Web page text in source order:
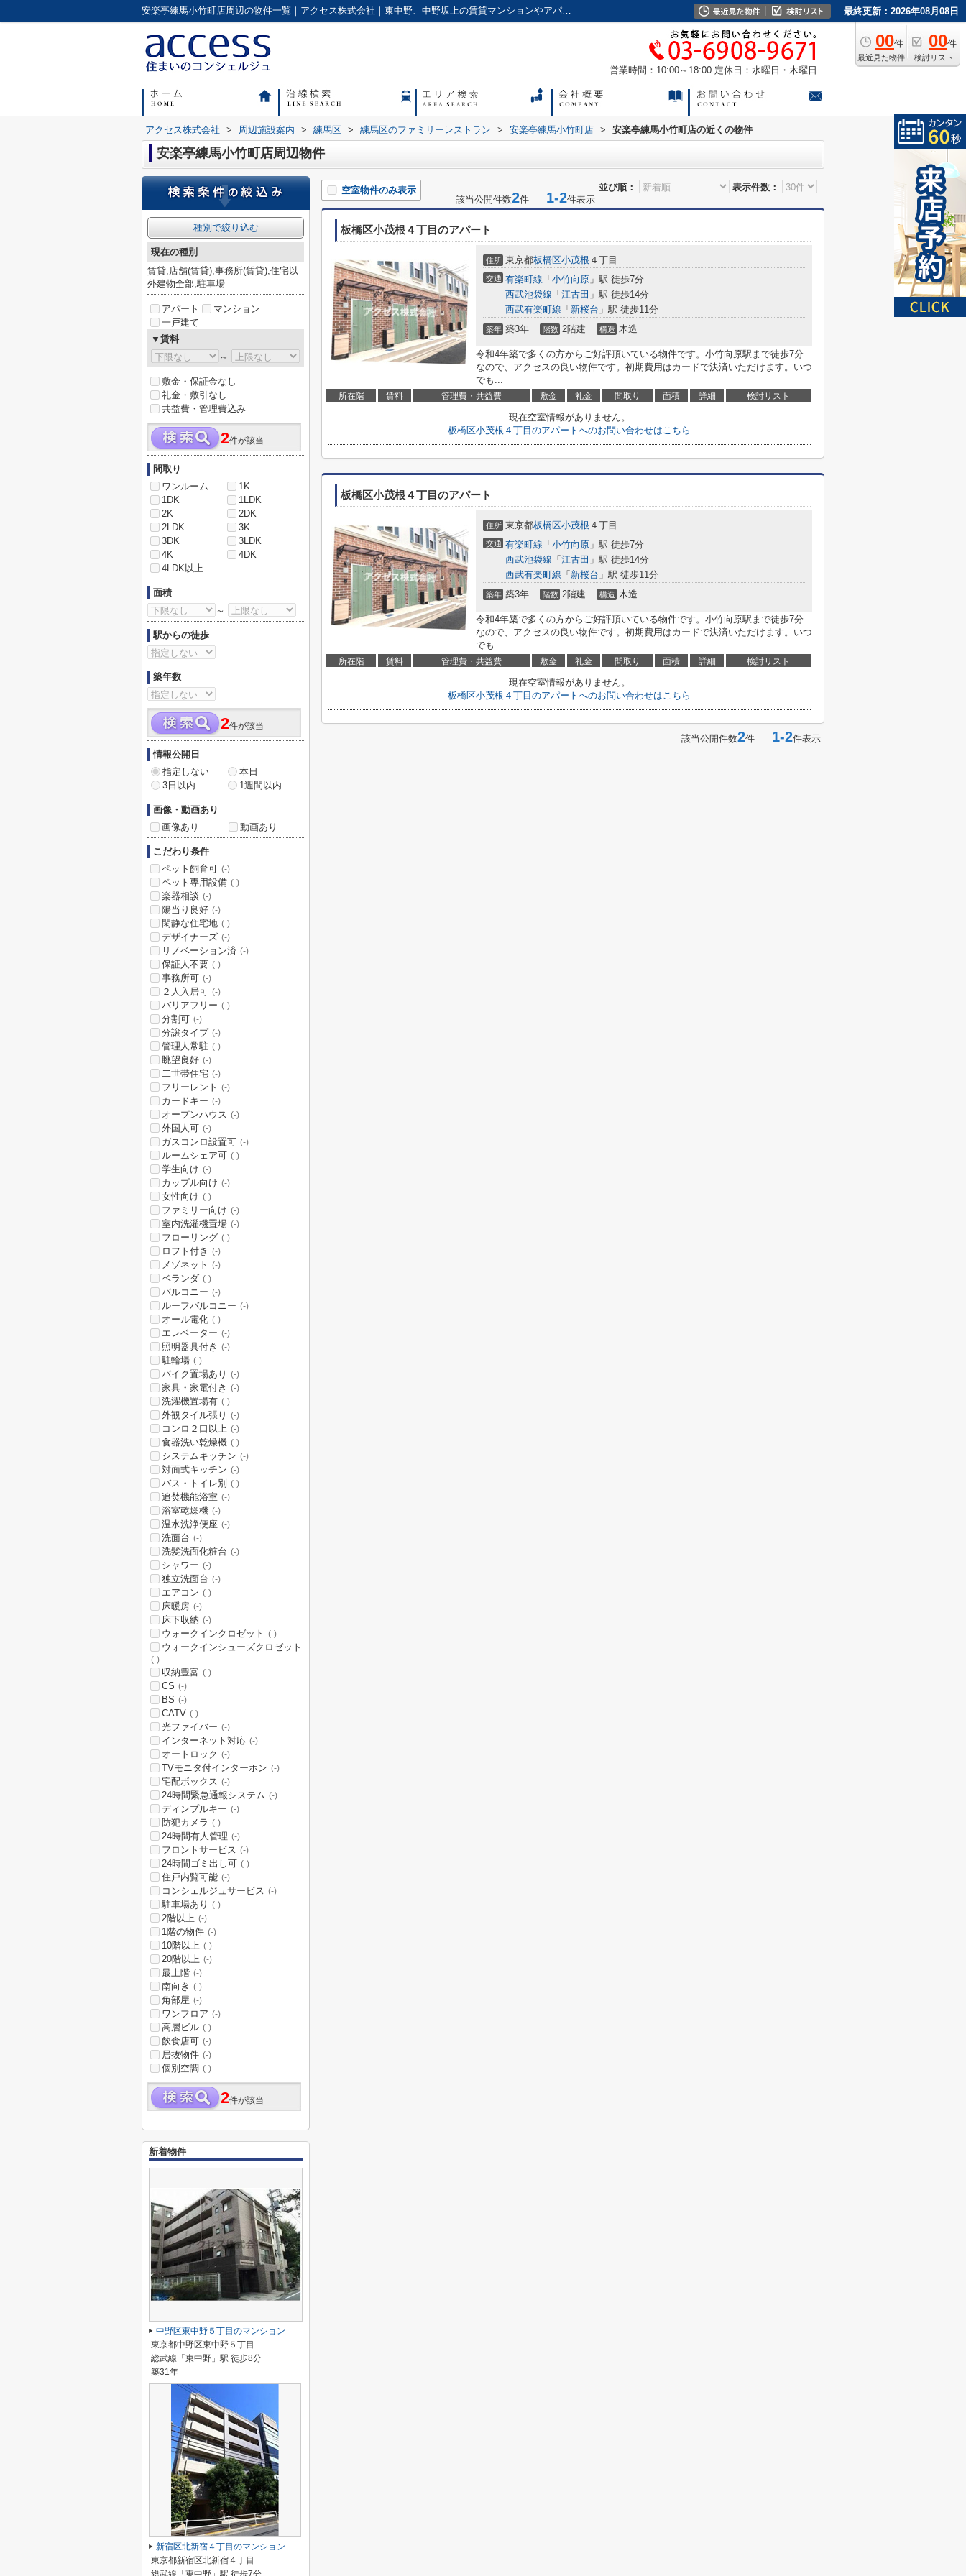
安楽亭練馬小竹町店周辺の物件一覧｜アクセス株式会社｜東中野、中野坂上の賃貸マンションやアパートに強い不動産会社 最終更新：2026年08月08日
00件
最近見た物件
00件
検討リスト
営業時間：10:00～18:00 定休日：水曜日・木曜日
アクセス株式会社 > 周辺施設案内 > 練馬区 > 練馬区のファミリーレストラン > 安楽亭練馬小竹町店 > 安楽亭練馬小竹町店の近くの物件
安楽亭練馬小竹町店周辺物件
並び順： 表示件数：
空室物件のみ表示
該当公開件数2件 1-2件表示
板橋区小茂根４丁目のアパート
住所 東京都板橋区小茂根 ４丁目
交通 有楽町線 「 小竹向原 」駅 徒歩7分
西武池袋線 「 江古田 」駅 徒歩14分
西武有楽町線 「 新桜台 」駅 徒歩11分
築年 築3年 階数 2階建 構造 木造
令和4年築で多くの方からご好評頂いている物件です。小竹向原駅まで徒歩7分
なので、アクセスの良い物件です。初期費用はカードで決済いただけます。いつ
でも...
所在階 賃料 管理費・共益費 敷金 礼金 間取り 面積 詳細 検討リスト
現在空室情報がありません。
板橋区小茂根４丁目のアパートへのお問い合わせはこちら
板橋区小茂根４丁目のアパート
住所 東京都板橋区小茂根 ４丁目
交通 有楽町線 「 小竹向原 」駅 徒歩7分
西武池袋線 「 江古田 」駅 徒歩14分
西武有楽町線 「 新桜台 」駅 徒歩11分
築年 築3年 階数 2階建 構造 木造
令和4年築で多くの方からご好評頂いている物件です。小竹向原駅まで徒歩7分
なので、アクセスの良い物件です。初期費用はカードで決済いただけます。いつ
でも...
所在階 賃料 管理費・共益費 敷金 礼金 間取り 面積 詳細 検討リスト
現在空室情報がありません。
板橋区小茂根４丁目のアパートへのお問い合わせはこちら
該当公開件数2件 1-2件表示
種別で絞り込む
現在の種別
賃貸,店舗(賃貸),事務所(賃貸),住宅以
外建物全部,駐車場
アパート
マンション
一戸建て
▼賃料
～
敷金・保証金なし
礼金・敷引なし
共益費・管理費込み
2件が該当
間取り
ワンルーム
1K
1DK
1LDK
2K
2DK
2LDK
3K
3DK
3LDK
4K
4DK
4LDK以上
面積
～
駅からの徒歩
築年数
2件が該当
情報公開日
指定しない
本日
3日以内
1週間以内
画像・動画あり
画像あり
動画あり
こだわり条件
ペット飼育可 (-)
ペット専用設備 (-)
楽器相談 (-)
陽当り良好 (-)
閑静な住宅地 (-)
デザイナーズ (-)
リノベーション済 (-)
保証人不要 (-)
事務所可 (-)
２人入居可 (-)
バリアフリー (-)
分割可 (-)
分譲タイプ (-)
管理人常駐 (-)
眺望良好 (-)
二世帯住宅 (-)
フリーレント (-)
カードキー (-)
オープンハウス (-)
外国人可 (-)
ガスコンロ設置可 (-)
ルームシェア可 (-)
学生向け (-)
カップル向け (-)
女性向け (-)
ファミリー向け (-)
室内洗濯機置場 (-)
フローリング (-)
ロフト付き (-)
メゾネット (-)
ベランダ (-)
バルコニー (-)
ルーフバルコニー (-)
オール電化 (-)
エレベーター (-)
照明器具付き (-)
駐輪場 (-)
バイク置場あり (-)
家具・家電付き (-)
洗濯機置場有 (-)
外観タイル張り (-)
コンロ２口以上 (-)
食器洗い乾燥機 (-)
システムキッチン (-)
対面式キッチン (-)
バス・トイレ別 (-)
追焚機能浴室 (-)
浴室乾燥機 (-)
温水洗浄便座 (-)
洗面台 (-)
洗髪洗面化粧台 (-)
シャワー (-)
独立洗面台 (-)
エアコン (-)
床暖房 (-)
床下収納 (-)
ウォークインクロゼット (-)
ウォークインシューズクロゼット
(-)
収納豊富 (-)
CS (-)
BS (-)
CATV (-)
光ファイバー (-)
インターネット対応 (-)
オートロック (-)
TVモニタ付インターホン (-)
宅配ボックス (-)
24時間緊急通報システム (-)
ディンプルキー (-)
防犯カメラ (-)
24時間有人管理 (-)
フロントサービス (-)
24時間ゴミ出し可 (-)
住戸内覧可能 (-)
コンシェルジュサービス (-)
駐車場あり (-)
2階以上 (-)
1階の物件 (-)
10階以上 (-)
20階以上 (-)
最上階 (-)
南向き (-)
角部屋 (-)
ワンフロア (-)
高層ビル (-)
飲食店可 (-)
居抜物件 (-)
個別空調 (-)
2件が該当
新着物件
中野区東中野５丁目のマンション
東京都中野区東中野５丁目
総武線「東中野」駅 徒歩8分
築31年
新宿区北新宿４丁目のマンション
東京都新宿区北新宿４丁目
総武線「東中野」駅 徒歩7分